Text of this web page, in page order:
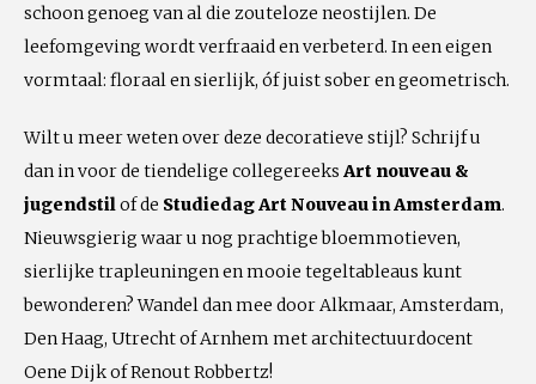
schoon genoeg van al die zouteloze neostijlen. De
leefomgeving wordt verfraaid en verbeterd. In een eigen
vormtaal: floraal en sierlijk, óf juist sober en geometrisch.
Wilt u meer weten over deze decoratieve stijl? Schrijf u
dan in voor de tiendelige collegereeks Art nouveau &
jugendstilof de Studiedag Art Nouveau in Amsterdam.
Nieuwsgierig waar u nog prachtige bloemmotieven,
sierlijke trapleuningen en mooie tegeltableaus kunt
bewonderen? Wandel dan mee door Alkmaar, Amsterdam,
Den Haag, Utrecht of Arnhem met architectuurdocent
Oene Dijk of Renout Robbertz!